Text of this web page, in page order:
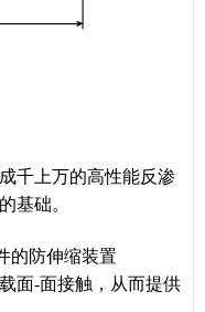
千上万的高性能反渗
基础。
的防伸缩装置
面-面接触，从而提供